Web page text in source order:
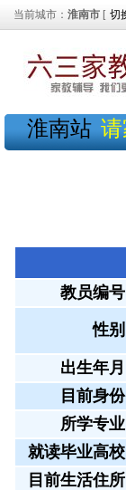
当前城市： 淮南市 [ 切
淮南站
教员编号
性别
出生年月
目前身份
所学专业
就读毕业高校
目前生活住所